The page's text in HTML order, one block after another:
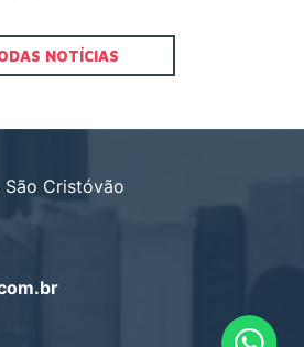
NOTÍCIAS
São Cristóvão